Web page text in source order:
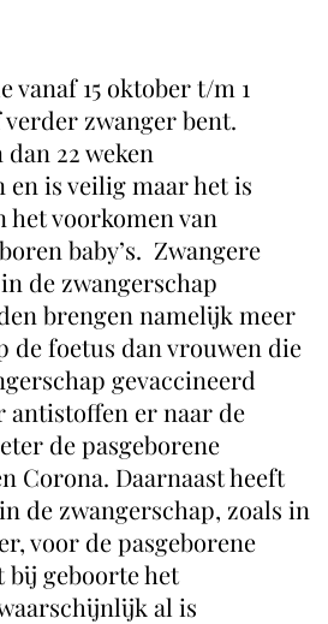
vanaf 15 oktober t/m 1
zwanger bent.
22 weken
en is veilig maar het is
voorkomen van
baby’s. Zwangere
de zwangerschap
brengen namelijk meer
de foetus dan vrouwen die
gevaccineerd
antistoffen er naar de
de pasgeborene
Corona. Daarnaast heeft
de zwangerschap, zoals in
voor de pasgeborene
geboorte het
al is